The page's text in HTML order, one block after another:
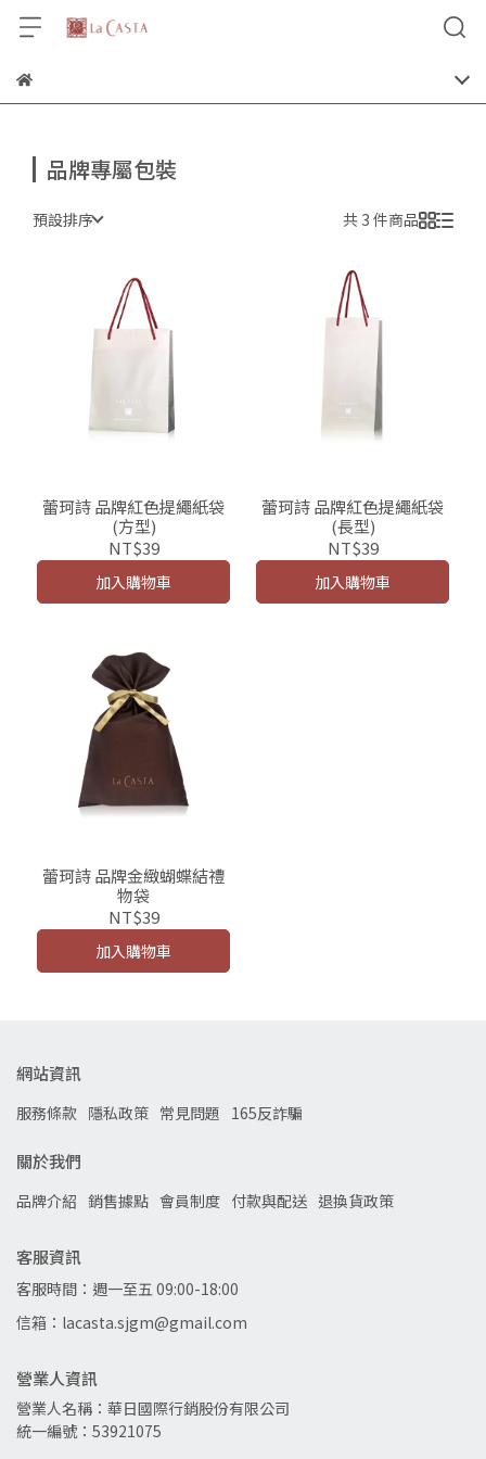
品牌專屬包裝
預設排序 共 3 件商品
蕾珂詩 品牌紅色提繩紙袋
(方型)
NT$39
加入購物車
蕾珂詩 品牌紅色提繩紙袋
(長型)
NT$39
加入購物車
蕾珂詩 品牌金緻蝴蝶結禮
物袋
NT$39
加入購物車
網站資訊
服務條款 隱私政策 常見問題 165反詐騙
關於我們
品牌介紹 銷售據點 會員制度 付款與配送 退換貨政策
客服資訊
客服時間：週一至五 09:00-18:00
信箱：lacasta.sjgm@gmail.com
營業人資訊
營業人名稱：華日國際行銷股份有限公司
統一編號：53921075